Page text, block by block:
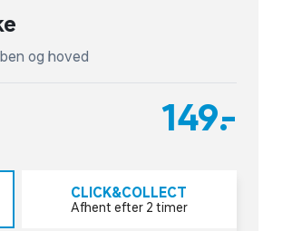
og hoved
149,-
CLICK&COLLECT
Afhent efter 2 timer